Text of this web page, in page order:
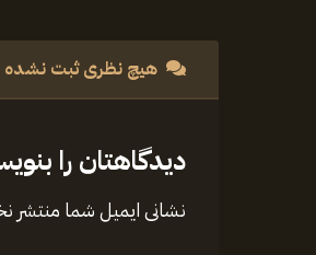
هیچ نظری ثبت
دیدگاهتان را
نشانی ایمیل شما منتشر